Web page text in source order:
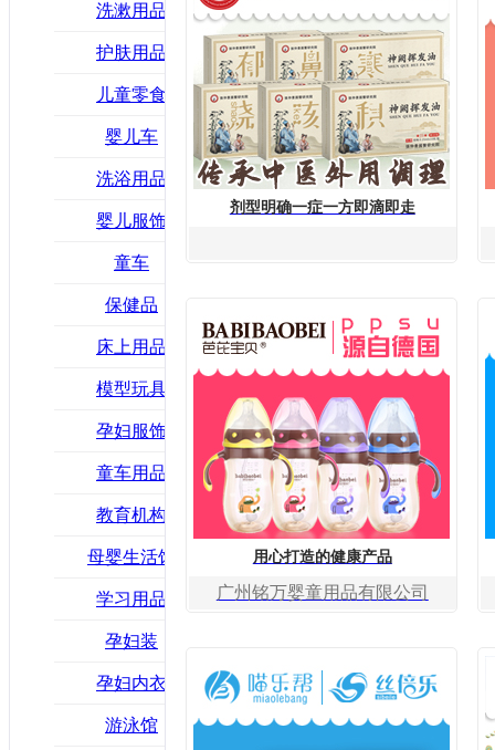
洗漱用品
护肤用品
儿童零食
婴儿车
洗浴用品
婴儿服饰
童车
保健品
床上用品
模型玩具
孕妇服饰
童车用品
教育机构
母婴生活馆
学习用品
孕妇装
孕妇内衣
游泳馆
剂型明确一症一方即滴即走
用心打造的健康产品
广州铭万婴童用品有限公司